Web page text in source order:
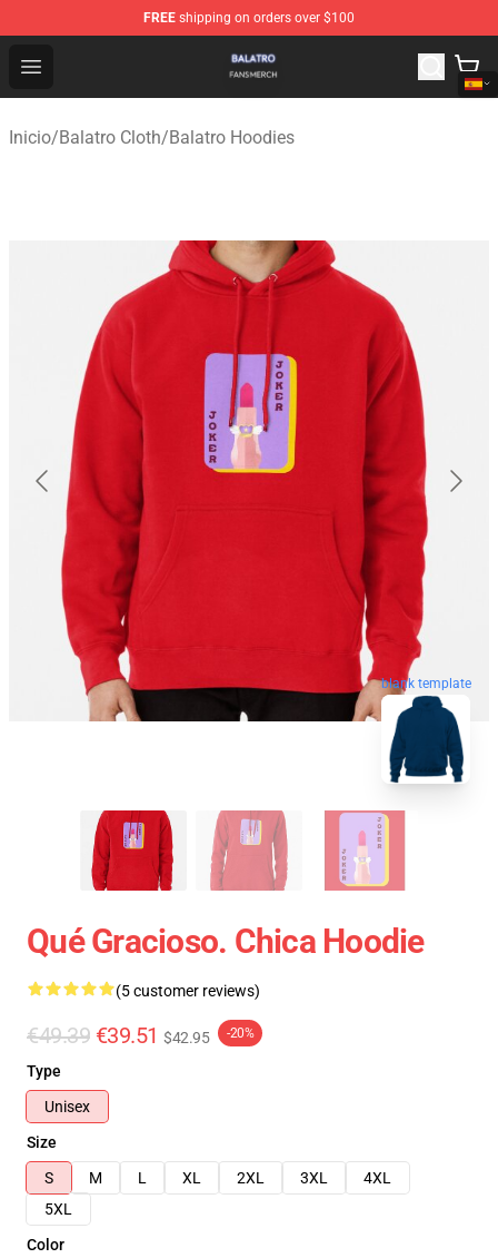
FREE shipping on orders over $100
Open menu
Balatro Shop - Official Balatro Merchandise Store
Inicio/Balatro Cloth/Balatro Hoodies
blank template
Qué Gracioso. Chica Hoodie
(5 customer reviews)
€49.39 €39.51 $42.95 -20%
Type
Unisex
Size
S
M L XL 2XL 3XL
4XL
5XL
Color